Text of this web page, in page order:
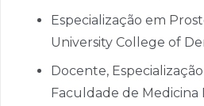
Especialização em
University College of
Docente,
Faculdade de Medicina